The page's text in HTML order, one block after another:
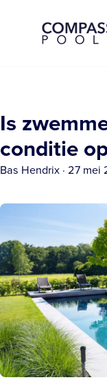
Diensten
Over Compass
Showtuin
Contact
Download
Is
conditie
Bas Hendrix · 27 mei